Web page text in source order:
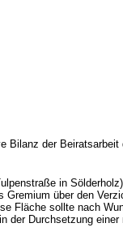
der
in
über den
Fläche sollte nach
Durchsetzung